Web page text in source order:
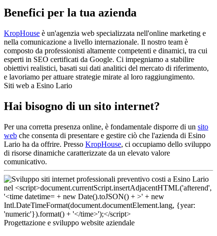
Benefici per la tua azienda
KropHouse è un'agenzia web specializzata nell'online marketing e
nella comunicazione a livello internazionale. Il nostro team è
composto da professionisti altamente competenti e dinamici, tra cui
esperti in SEO certificati da Google. Ci impegniamo a stabilire
obiettivi realistici, basati sui dati analitici del mercato di riferimento,
e lavoriamo per attuare strategie mirate al loro raggiungimento.
Siti web a Esino Lario
Hai bisogno di un sito internet?
Per una corretta presenza online, è fondamentale disporre di un sito
web che consenta di presentare e gestire ciò che l'azienda di Esino
Lario ha da offrire. Presso KropHouse, ci occupiamo dello sviluppo
di risorse dinamiche caratterizzate da un elevato valore
comunicativo.
Progettazione e sviluppo website aziendale